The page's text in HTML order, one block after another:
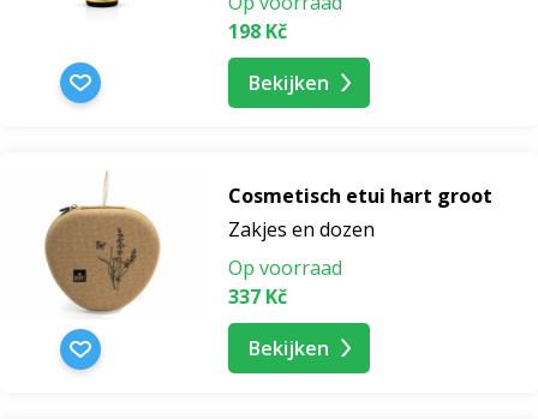
lipserum
haargroeiserum
serum voor de uiteinden van het haar
serum voor droog haar
198 Kč
Bekijken
Cosmetisch etui hart groot
Zakjes en dozen
Op voorraad
337 Kč
Bekijken